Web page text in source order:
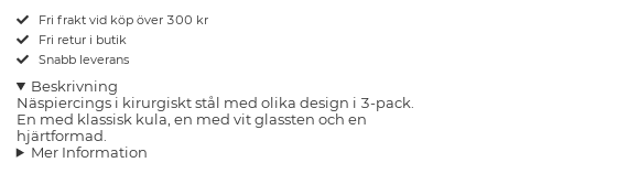
Fri frakt vid köp över 300 kr
Fri retur i butik
Snabb leverans
Beskrivning
Näspiercings i kirurgiskt stål med olika design i 3-pack.
En med klassisk kula, en med vit glassten och en
hjärtformad.
Mer Information